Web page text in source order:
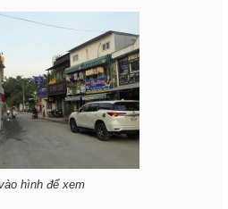
hình để xem